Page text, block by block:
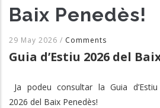
Baix Penedès!
29 May 2026 / Comments
Guia d’Estiu 2026 del
Ja podeu consultar la Guia d’Estiu
2026 del Baix Penedès!